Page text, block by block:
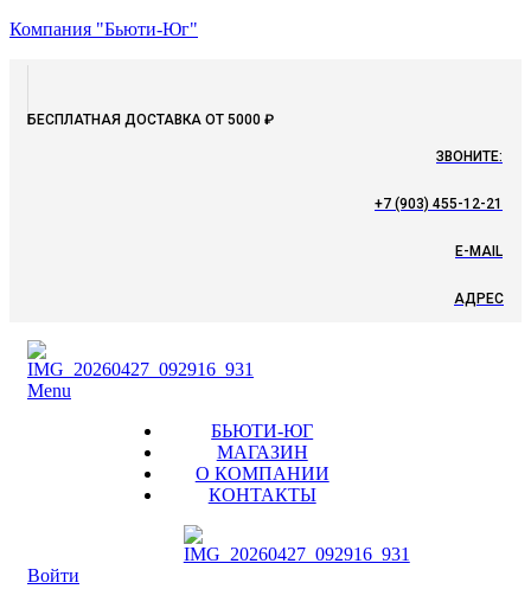
Компания "Бьюти-Юг"
БЕСПЛАТНАЯ ДОСТАВКА ОТ 5000 ₽
ЗВОНИТЕ:
+7 (903) 455-12-21
E-MAIL
АДРЕС
Menu
БЬЮТИ-ЮГ
МАГАЗИН
О КОМПАНИИ
КОНТАКТЫ
Войти